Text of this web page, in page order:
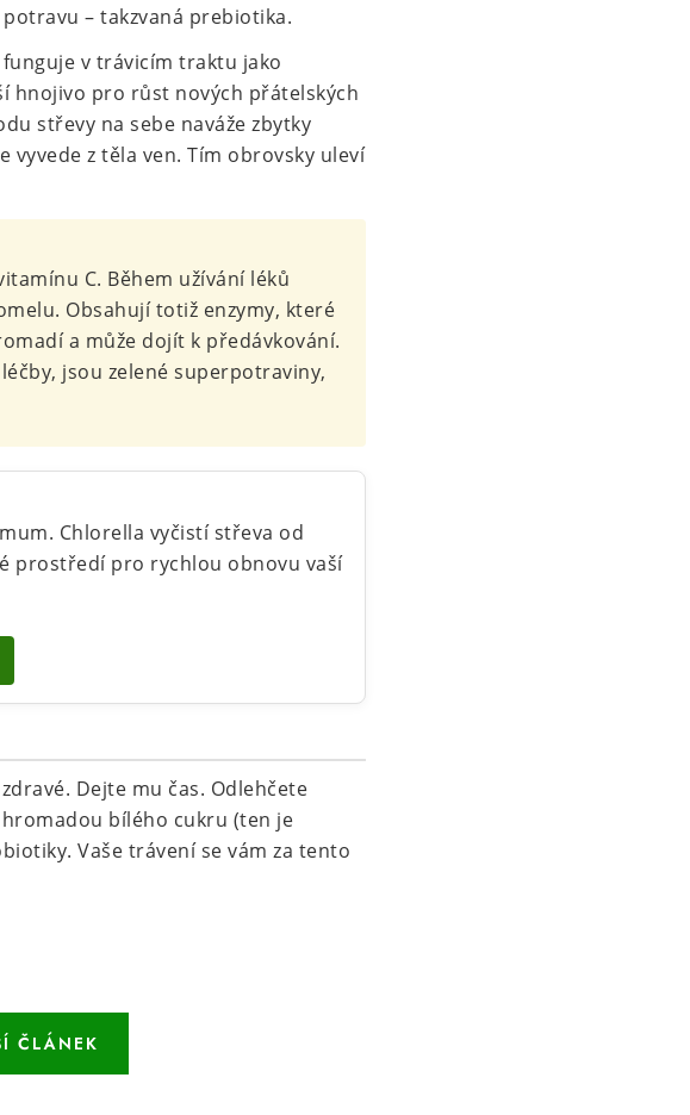
– takzvaná prebiotika.
funguje v trávicím traktu jako
hnojivo pro růst nových přátelských
střevy na sebe naváže zbytky
vyvede z těla ven. Tím obrovsky uleví
C. Během užívání léků
Obsahují totiž enzymy, které
a může dojít k předávkování.
jsou zelené superpotraviny,
Chlorella vyčistí střeva od
prostředí pro rychlou obnovu vaší
Dejte mu čas. Odlehčete
bílého cukru (ten je
Vaše trávení se vám za tento
ČLÁNEK